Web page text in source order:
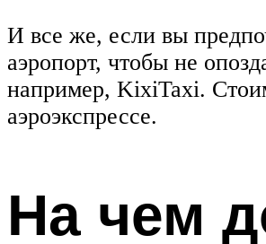
И все же, если вы
аэропорт, чтобы не
например, KixiTaxi.
аэроэкспрессе.
На чем